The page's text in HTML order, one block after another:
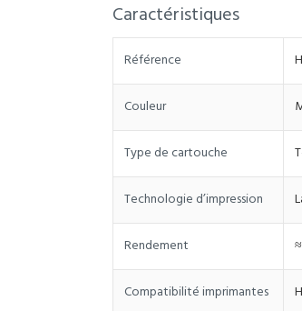
Caractéristiques
Référence
Couleur
Type de cartouche
Technologie d’impression
Rendement
Compatibilité imprimantes